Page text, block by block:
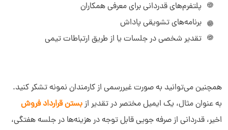
پلتفرم‌های قدردانی برای معرفی همکاران
برنامه‌های تشویقی پاداش
تقدیر شخصی در جلسات یا از طریق ارتباطات تیمی
همچنین می‌توانید به صورت غیررسمی از کارمندان نمونه تشکر کنید.
به عنوان مثال، یک ایمیل مختصر در تقدیر ازبستن قرارداد فروش
اخیر، قدردانی از صرفه جویی قابل توجه در هزینه‌ها در جلسه هفتگی،